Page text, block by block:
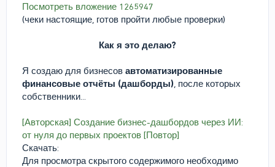
Посмотреть вложение 1265947
(чеки настоящие, готов пройти любые проверки)
Как я это делаю?
Я создаю для бизнесов автоматизированные
финансовые отчёты (дашборды) , после которых
собственники...
[Авторская] Создание бизнес-дашбордов через ИИ:
от нуля до первых проектов [Повтор]
Скачать:
Для просмотра скрытого содержимого необходимо